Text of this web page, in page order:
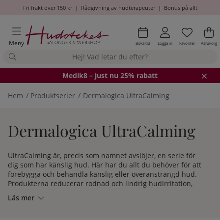
Fri frakt över 150 kr| Rådgivning av hudterapeuter| Bonus på allt
Meny Boka tid Logga in Antal i
.
Favoriter .
Varukorg
Medik8 – just nu 25% rabatt
Hem Produktserier Dermalogica UltraCalming
Dermalogica UltraCalming
UltraCalming är, precis som namnet avslöjer, en serie för
dig som har känslig hud. Här har du allt du behöver för att
förebygga och behandla känslig eller överansträngd hud.
Produkterna reducerar rodnad och lindrig hudirritation,
förmåga att bevara fukt stärks.
Läs mer